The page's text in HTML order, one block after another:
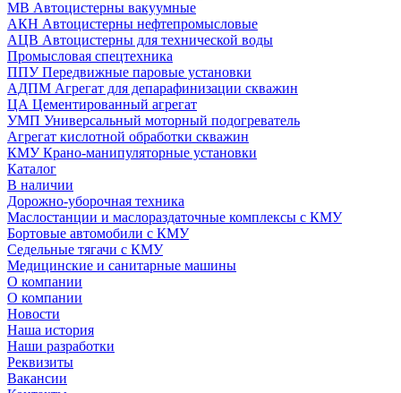
МВ Автоцистерны вакуумные
АКН Автоцистерны нефтепромысловые
АЦВ Автоцистерны для технической воды
Промысловая спецтехника
ППУ Передвижные паровые установки
АДПМ Агрегат для депарафинизации скважин
ЦА Цементированный агрегат
УМП Универсальный моторный подогреватель
Агрегат кислотной обработки скважин
КМУ Крано-манипуляторные установки
Каталог
В наличии
Дорожно-уборочная техника
Маслостанции и маслораздаточные комплексы с КМУ
Бортовые автомобили с КМУ
Седельные тягачи с КМУ
Медицинские и санитарные машины
О компании
О компании
Новости
Наша история
Наши разработки
Реквизиты
Вакансии